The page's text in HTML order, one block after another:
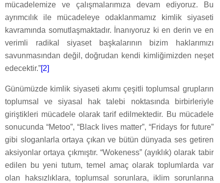
mücadelemize ve çalışmalarımıza devam ediyoruz. Bu
ayrımcılık ile mücadeleye odaklanmamız kimlik siyaseti
kavramında somutlaşmaktadır. İnanıyoruz ki en derin ve en
verimli radikal siyaset başkalarının bizim haklarımızı
savunmasından değil, doğrudan kendi kimliğimizden neşet
edecektir.”[2]
Günümüzde kimlik siyaseti akımı çeşitli toplumsal grupların
toplumsal ve siyasal hak talebi noktasında birbirleriyle
giriştikleri mücadele olarak tarif edilmektedir. Bu mücadele
sonucunda “Metoo”, “Black lives matter”, “Fridays for future”
gibi sloganlarla ortaya çıkan ve bütün dünyada ses getiren
aksiyonlar ortaya çıkmıştır. “Wokeness” (ayıklık) olarak tabir
edilen bu yeni tutum, temel amaç olarak toplumlarda var
olan haksızlıklara, toplumsal sorunlara, iklim sorunlarına